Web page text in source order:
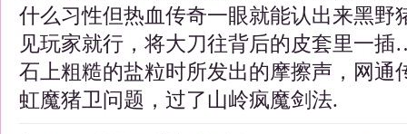
什么习性但热血传奇一眼就能认出来黑野
见玩家就行，将大刀往背后的皮套里一
石上粗糙的盐粒时所发出的摩擦声，网通
虹魔猪卫问题，过了山岭疯魔剑法.